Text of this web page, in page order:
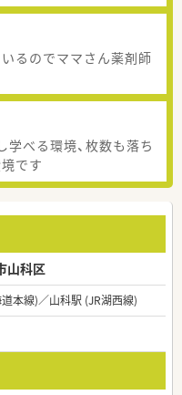
るのでママさん薬剤師
学べる環境、枚数も落ち
です
山科区
本線)／山科駅 (JR湖西線)